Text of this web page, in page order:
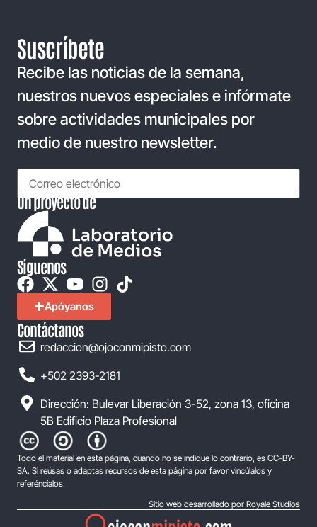
Suscríbete
Recibe las noticias de la semana,
nuestros nuevos especiales e infórmate
sobre actividades municipales por
medio de nuestro newsletter.
Un proyecto de
Síguenos
Apóyanos
Contáctanos
redaccion@ojoconmipisto.com
+502 2393-2181
Dirección: Bulevar Liberación 3-52, zona 13, oficina
5B Edificio Plaza Profesional
Todo el material en esta página, cuando no se indique lo contrario, es CC-BY-
SA. Si reúsas o adaptas recursos de esta página por favor vincúlalos y
referéncialos.
Sitio web desarrollado por Royale Studios